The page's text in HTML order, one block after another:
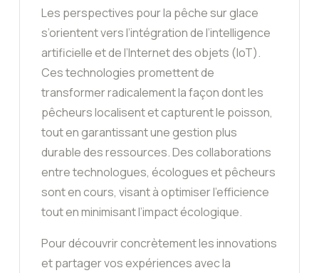
Les perspectives pour la pêche sur glace
s’orientent vers l’intégration de l’intelligence
artificielle et de l’Internet des objets (IoT).
Ces technologies promettent de
transformer radicalement la façon dont les
pêcheurs localisent et capturent le poisson,
tout en garantissant une gestion plus
durable des ressources. Des collaborations
entre technologues, écologues et pêcheurs
sont en cours, visant à optimiser l’efficience
tout en minimisant l’impact écologique.
Pour découvrir concrètement les innovations
et partager vos expériences avec la